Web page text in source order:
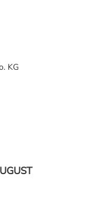
KG